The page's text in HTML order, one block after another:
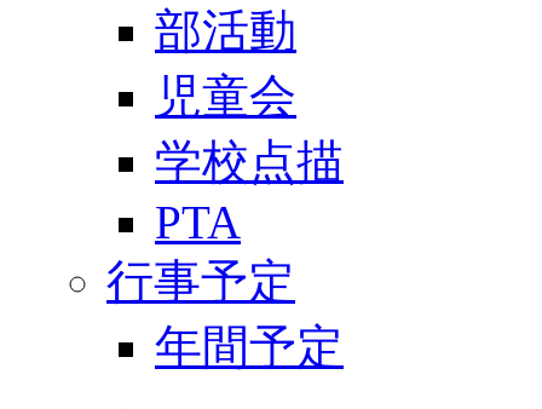
部活動
児童会
学校点描
PTA
行事予定
年間予定